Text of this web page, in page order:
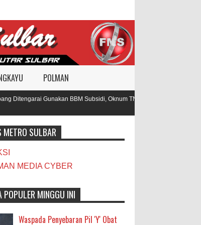
POLMAN
Ditengarai Gunakan BBM Subsidi, Oknum TNI dan Polisi Diduga Jadi
METRO SULBAR
MEDIA CYBER
POPULER MINGGU INI
Waspada Penyebaran Pil 'Y' Obat